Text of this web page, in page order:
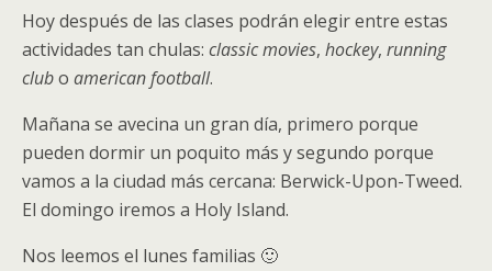
Hoy después de las clases podrán elegir entre estas
actividades tan chulas: classic movies, hockey, running
clubo american football.
Mañana se avecina un gran día, primero porque
pueden dormir un poquito más y segundo porque
vamos a la ciudad más cercana: Berwick-Upon-Tweed.
El domingo iremos a Holy Island.
Nos leemos el lunes familias 🙂